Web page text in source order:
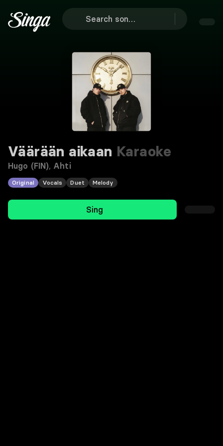
Väärään aikaan Karaoke
Hugo (FIN), Ahti
Original Vocals Duet Melody
Sing